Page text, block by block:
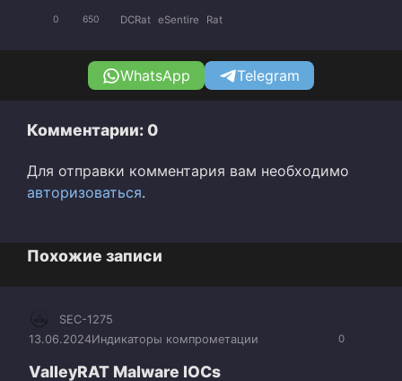
0 650 DCRat eSentire Rat
WhatsApp Telegram
Комментарии: 0
Для отправки комментария вам необходимо
авторизоваться.
Похожие записи
0
SEC-1275
13.06.2024Индикаторы компрометации
ValleyRAT Malware IOCs